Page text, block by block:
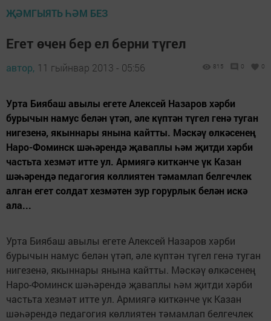
ҖӘМГЫЯТЬ ҺӘМ БЕЗ
Егет өчен бер ел берни түгел
автор, 11 гыйнвар 2013 - 05:56 815 0 0
Урта Биябаш авылы егете Алексей Назаров хәрби
бурычын намус белән үтәп, әле күптән түгел генә туган
нигезенә, якыннары янына кайтты. Мәскәү өлкәсенең
Наро-Фоминск шәһәрендә җаваплы һәм җитди хәрби
частьта хезмәт итте ул. Армиягә киткәнче үк Казан
шәһәрендә педагогия көллиятен тәмамлап белгечлек
алган егет солдат хезмәтен зур горурлык белән искә
ала...
Урта Биябаш авылы егете Алексей Назаров хәрби
бурычын намус белән үтәп, әле күптән түгел генә туган
нигезенә, якыннары янына кайтты. Мәскәү өлкәсенең
Наро-Фоминск шәһәрендә җаваплы һәм җитди хәрби
частьта хезмәт итте ул. Армиягә киткәнче үк Казан
шәһәрендә педагогия көллиятен тәмамлап белгечлек